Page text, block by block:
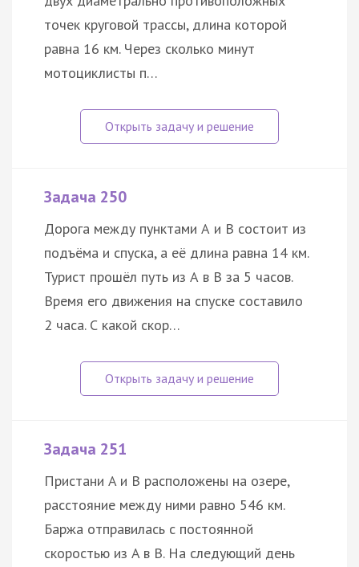
точек круговой трассы, длина которой
равна 16 км. Через сколько минут
мотоциклисты п…
Задача 250
Дорога между пунктами А и В состоит из
подъёма и спуска, а её длина равна 14 км.
Турист прошёл путь из А в В за 5 часов.
Время его движения на спуске составило
2 часа. С какой скор…
Задача 251
Пристани A и B расположены на озере,
расстояние между ними равно 546 км.
Баржа отправилась с постоянной
скоростью из A в B. На следующий день